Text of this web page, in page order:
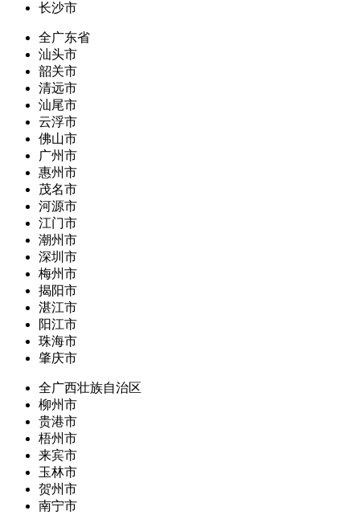
长沙市
全广东省
汕头市
韶关市
清远市
汕尾市
云浮市
佛山市
广州市
惠州市
茂名市
河源市
江门市
潮州市
深圳市
梅州市
揭阳市
湛江市
阳江市
珠海市
肇庆市
全广西壮族自治区
柳州市
贵港市
梧州市
来宾市
玉林市
贺州市
南宁市